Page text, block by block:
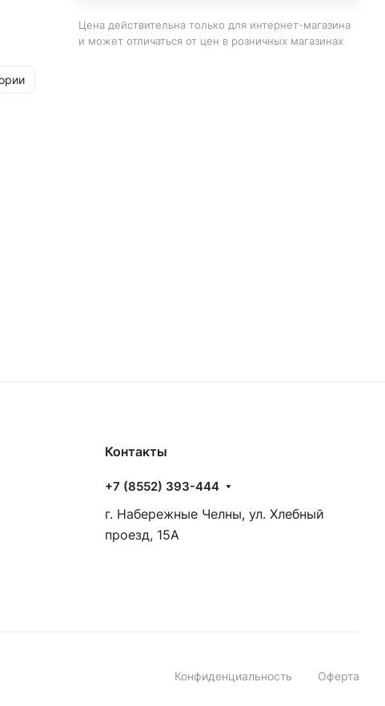
Цена действительна только для интернет-магазина
и может отличаться от цен в розничных магазинах
Контакты
+7 (8552) 393-444
г. Набережные Челны, ул. Хлебный
проезд, 15А
Конфиденциальность Оферта